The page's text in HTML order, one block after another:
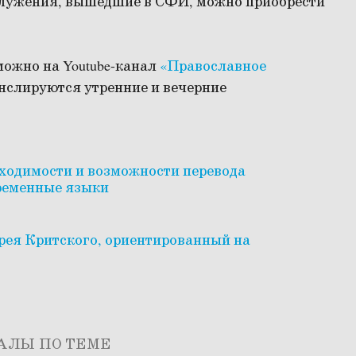
на Youtube-канал «Православное
утренние и вечерние
и возможности перевода
языки
Критского, ориентированный на
ПО ТЕМЕ